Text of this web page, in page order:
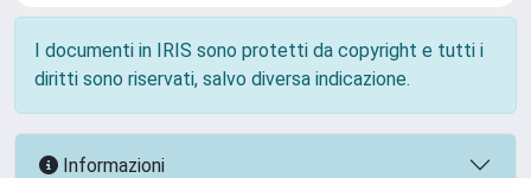
I documenti in IRIS sono protetti da copyright e tutti i
diritti sono riservati, salvo diversa indicazione.
Informazioni